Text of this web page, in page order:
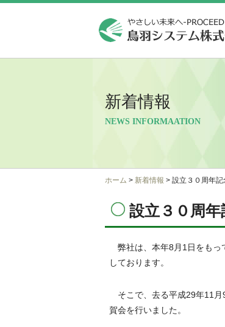
新着情報
NEWS INFORMAATION
ホーム > 新着情報 > 設立３０周年記
設立３０周
弊社は、本年8月1日をもっ
しております。
そこで、去る平成29年11月
賀会を行いました。